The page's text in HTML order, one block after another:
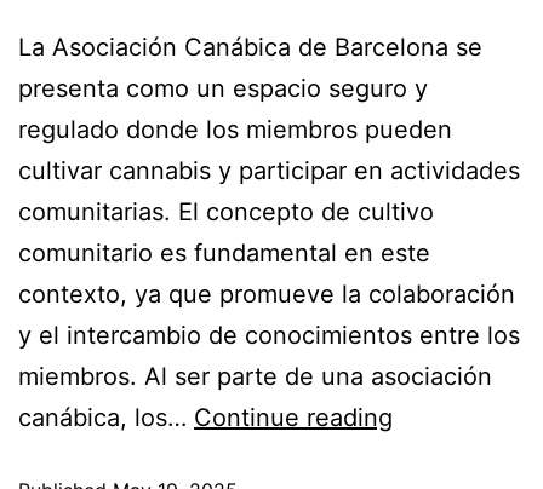
La Asociación Canábica de Barcelona se
presenta como un espacio seguro y
regulado donde los miembros pueden
cultivar cannabis y participar en actividades
comunitarias. El concepto de cultivo
comunitario es fundamental en este
contexto, ya que promueve la colaboración
y el intercambio de conocimientos entre los
miembros. Al ser parte de una asociación
canábica, los… Continue reading